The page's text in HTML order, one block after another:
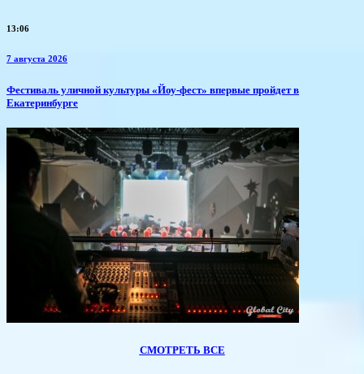
13:06
7 августа 2026
​Фестиваль уличной культуры «Йоу-фест» впервые пройдет в
Екатеринбурге
СМОТРЕТЬ ВСЕ